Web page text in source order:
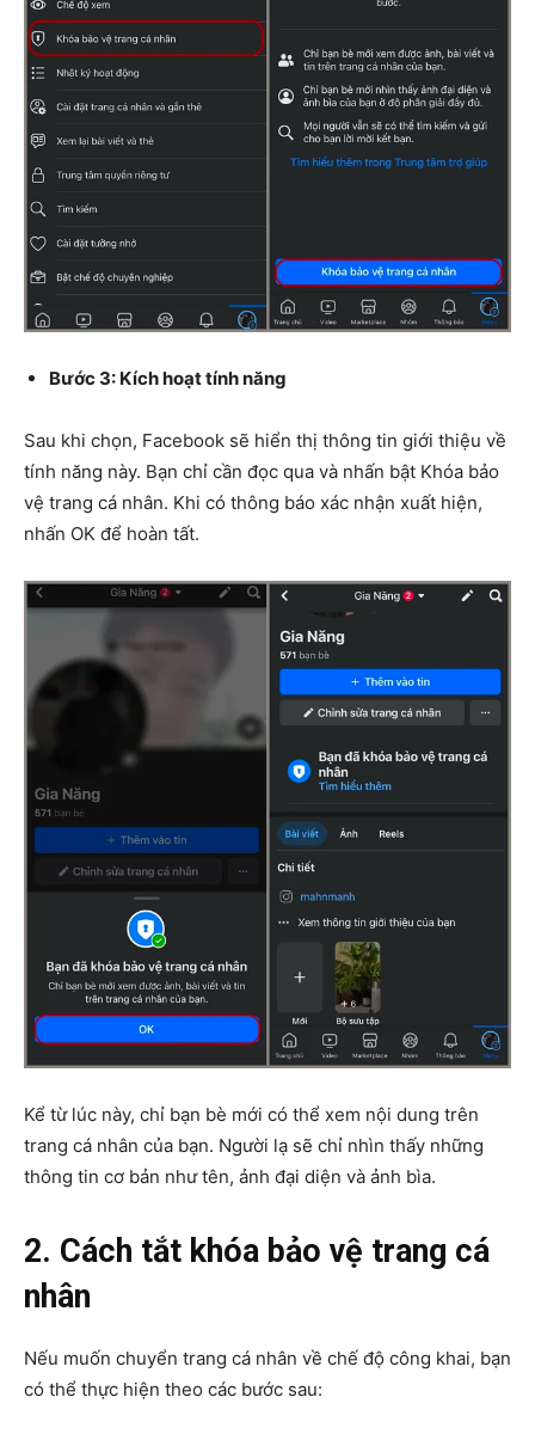
Bước 3: Kích hoạt tính năng
Sau khi chọn, Facebook sẽ hiển thị thông tin giới thiệu về
tính năng này. Bạn chỉ cần đọc qua và nhấn bật Khóa bảo
vệ trang cá nhân. Khi có thông báo xác nhận xuất hiện,
nhấn OK để hoàn tất.
Kể từ lúc này, chỉ bạn bè mới có thể xem nội dung trên
trang cá nhân của bạn. Người lạ sẽ chỉ nhìn thấy những
thông tin cơ bản như tên, ảnh đại diện và ảnh bìa.
2. Cách tắt khóa bảo vệ trang cá
nhân
Nếu muốn chuyển trang cá nhân về chế độ công khai, bạn
có thể thực hiện theo các bước sau: